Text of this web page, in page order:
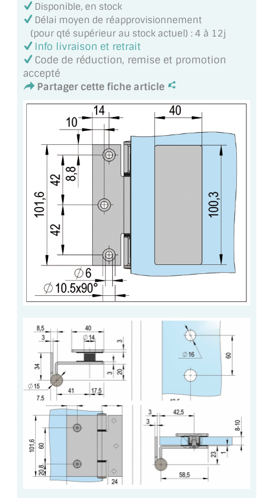
VERRE LAQUÉ/CRÉDENCE
VERRE FEUILLETÉ/TREMPÉ
DALLE DE SOL EN VERRE
PORTE EN VERRE
GARDE CORPS EN VERRE
VERRIÈRE TYPE ATELIER
VERRES TEXTURÉS
PLEXIGLAS PMMA
DOUBLE VITRAGE
ACCESSOIRES & QUINCAILLERIE
CATALOGUE DE PROFILS ET FIXATION DU
VERRE
LES PROFILS PAROI DE VERRE
VITRINE EN VERRE
CONNECTEURS ET ASSEMBLAGE DE VERRES
PLATS ET CORNIÈRES
LES CHARNIÈRES DE PORTE EN VERRE
BOUTONS ET POIGNÉES
Disponible, en stock
Délai moyen de réapprovisionnement
(pour qté supérieur au stock actuel) : 4 à 12j
Info livraison et retrait
Code de réduction, remise et promotion
accepté
Partager cette fiche article